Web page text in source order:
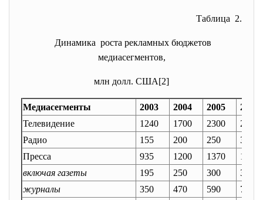
Таблица 2.
Динамика роста рекламных бюджетов
медиасегментов,
млн долл. США[2]
Медиасегменты 2003 2004 2005
2006
Телевидение
1240 1700 2300
2950
Радио
155 200 250
300
Пресса
935 1200 1370
1535
включая газеты
195 250 300
345
журналы
350 470 590
705